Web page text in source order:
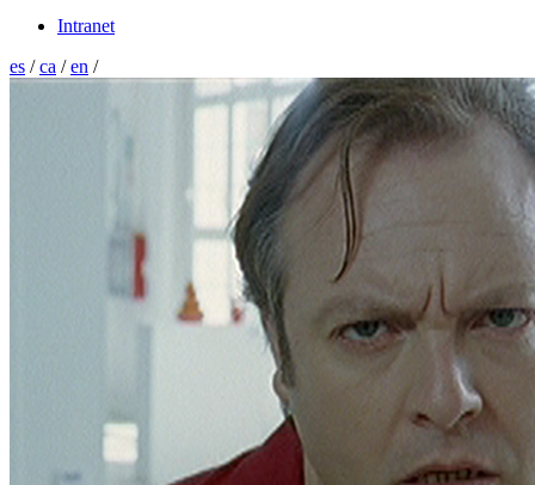
Intranet
es /ca /en /